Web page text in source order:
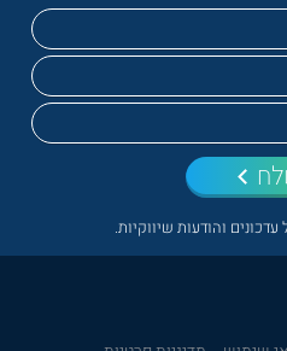
והודעות שיווקיות.